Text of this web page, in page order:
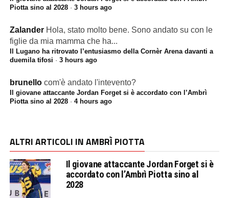
Piotta sino al 2028· 3 hours ago
Zalander Hola, stato molto bene. Sono andato su con le
figlie da mia mamma che ha...
Il Lugano ha ritrovato l’entusiasmo della Cornèr Arena davanti a
duemila tifosi · 3 hours ago
brunello com'è andato l'intevento?
Il giovane attaccante Jordan Forget si è accordato con l’Ambrì
Piotta sino al 2028· 4 hours ago
ALTRI ARTICOLI IN AMBRÌ PIOTTA
Il giovane attaccante Jordan Forget si è
accordato con l’Ambrì Piotta sino al
2028